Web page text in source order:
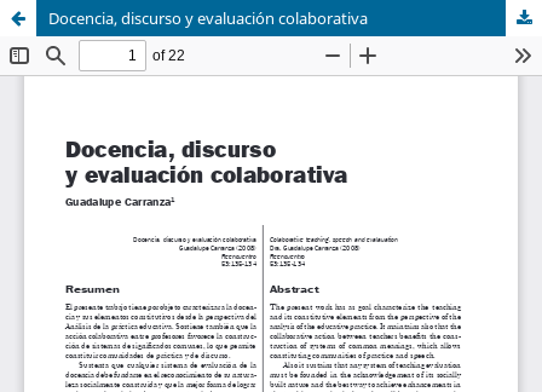
Docencia, discurso y evaluación colaborativa